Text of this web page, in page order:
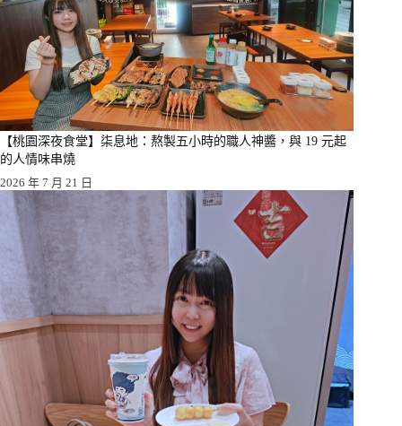
【桃園深夜食堂】柒息地：熬製五小時的職人神醬，與 19 元起
的人情味串燒
2026 年 7 月 21 日